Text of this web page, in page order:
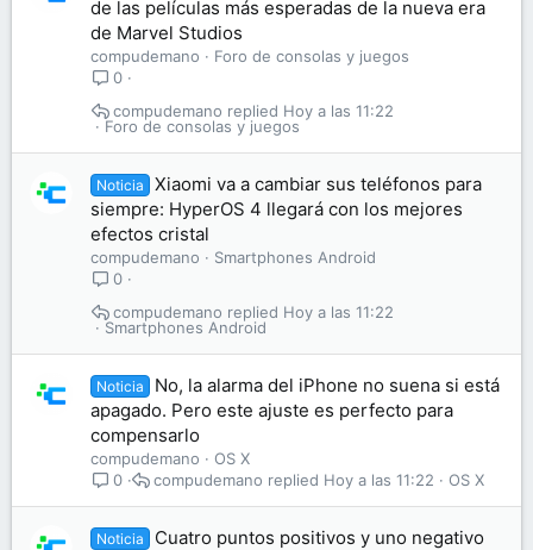
de las películas más esperadas de la nueva era
de Marvel Studios
compudemano
Foro de consolas y juegos
0
Foro de consolas y juegos
Hoy a las 11:22
compudemano
Noticia
Xiaomi va a cambiar sus teléfonos para
siempre: HyperOS 4 llegará con los mejores
efectos cristal
compudemano
Smartphones Android
0
Smartphones Android
Hoy a las 11:22
compudemano
Noticia
No, la alarma del iPhone no suena si está
apagado. Pero este ajuste es perfecto para
compensarlo
compudemano
OS X
0
OS X
Hoy a las 11:22
compudemano
Noticia
Cuatro puntos positivos y uno negativo